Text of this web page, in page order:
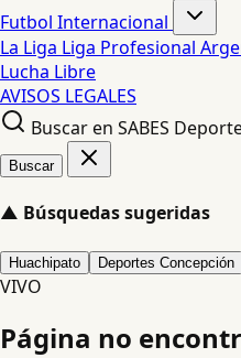
Futbol Internacional
La Liga Liga Profesional
Lucha Libre
AVISOS LEGALES
Buscar en SABES
Buscar
▲ Búsquedas sugeridas
Huachipato Deportes Concepción
VIVO
Página no